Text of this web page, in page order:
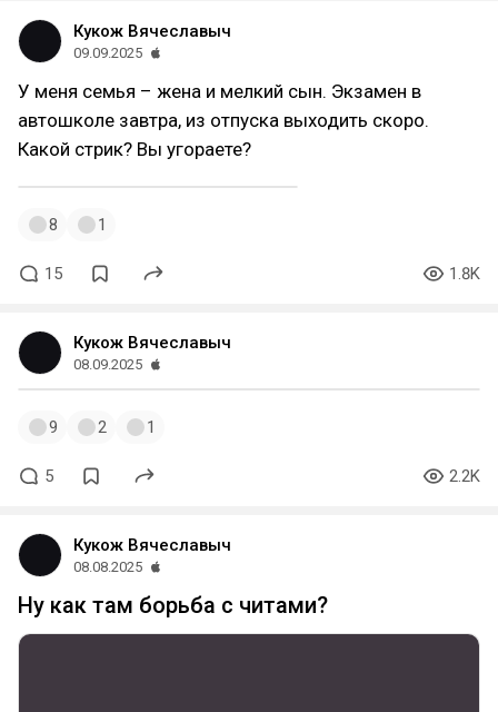
Кукож Вячеславыч
09.09.2025
У меня семья – жена и мелкий сын. Экзамен в
автошколе завтра, из отпуска выходить скоро.
Какой стрик? Вы угораете?
8 1
15 1.8K
Кукож Вячеславыч
08.09.2025
9 2 1
5 2.2K
Кукож Вячеславыч
08.08.2025
Ну как там борьба с читами?